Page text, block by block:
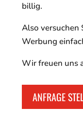
billig.
Also versuchen
Werbung
Wir freuen uns
ANFRAGE